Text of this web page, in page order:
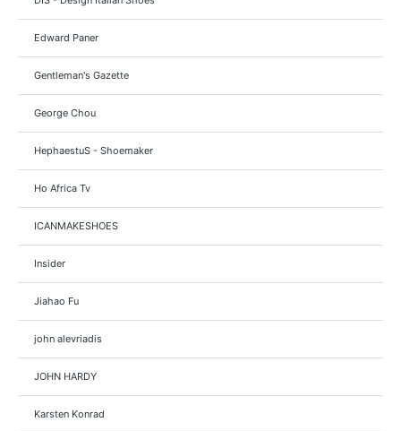
Edward Paner
Gentleman's Gazette
George Chou
HephaestuS - Shoemaker
Ho Africa Tv
ICANMAKESHOES
Insider
Jiahao Fu
john alevriadis
JOHN HARDY
Karsten Konrad